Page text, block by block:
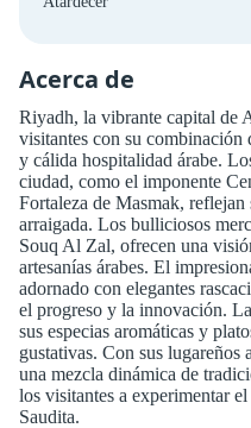
Acerca de
Riyadh, la vibrante capital de
visitantes con su
y cálida hospitalidad árabe.
ciudad, como el imponente
Fortaleza de Masmak,
arraigada. Los bulliciosos
Souq Al Zal, ofrecen una
artesanías árabes. El
adornado con elegantes
el progreso y la innovación.
sus especias aromáticas y
gustativas. Con sus lugareños
una mezcla dinámica de
los visitantes a experimentar
Saudita.